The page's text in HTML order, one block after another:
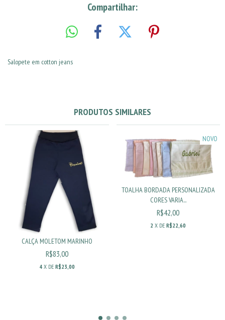
Compartilhar:
Salopete em cotton jeans
PRODUTOS SIMILARES
CALÇA MOLETOM MARINHO
R$83,00
4 X DE R$23,00
NOVO
TOALHA BORDADA PERSONALIZADA
CORES VARIA...
R$42,00
2 X DER$22,60